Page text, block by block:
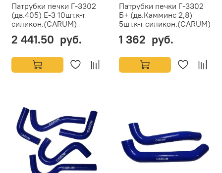
Патрубки печки Г-3302
(дв.405) Е-3 10шт.к-т
силикон.(CARUM)
2 441.50 руб.
Патрубки печки Г-3302
Б+ (дв.Камминс 2,8)
5шт.к-т силикон.(CARUM)
1 362 руб.